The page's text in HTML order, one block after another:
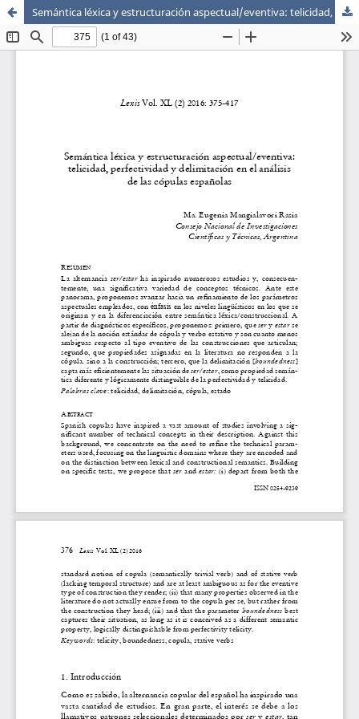
Semántica léxica y estructuración aspectual/eventiva: telicidad, perfectividad y delimitación en el análisis de las cópulas españolas